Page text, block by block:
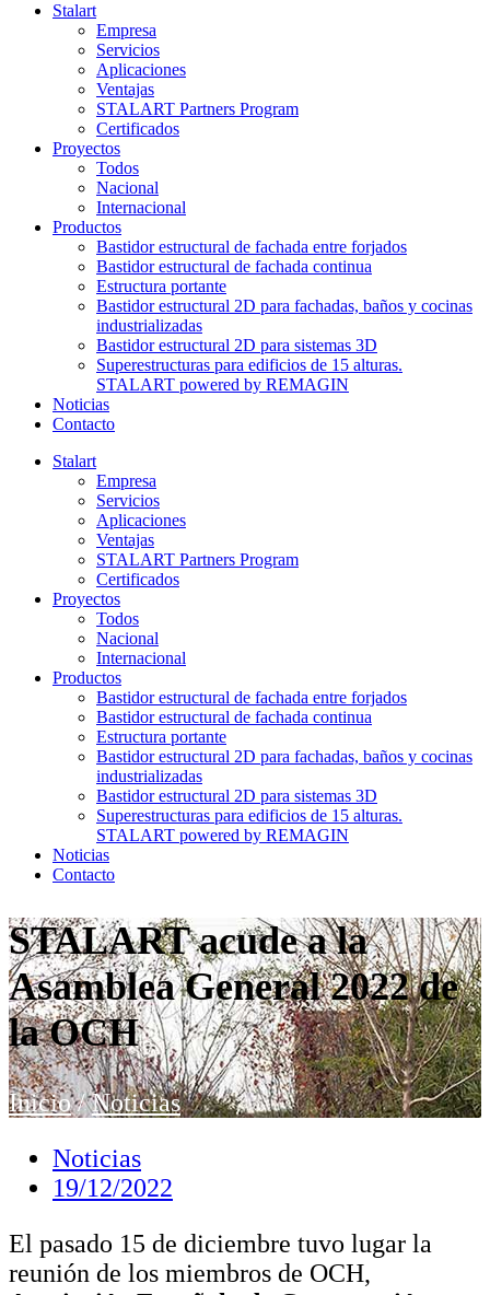
Stalart
Empresa
Servicios
Aplicaciones
Ventajas
STALART Partners Program
Certificados
Proyectos
Todos
Nacional
Internacional
Productos
Bastidor estructural de fachada entre forjados
Bastidor estructural de fachada continua
Estructura portante
Bastidor estructural 2D para fachadas, baños y cocinas
industrializadas
Bastidor estructural 2D para sistemas 3D
Superestructuras para edificios de 15 alturas.
STALART powered by REMAGIN
Noticias
Contacto
Stalart
Empresa
Servicios
Aplicaciones
Ventajas
STALART Partners Program
Certificados
Proyectos
Todos
Nacional
Internacional
Productos
Bastidor estructural de fachada entre forjados
Bastidor estructural de fachada continua
Estructura portante
Bastidor estructural 2D para fachadas, baños y cocinas
industrializadas
Bastidor estructural 2D para sistemas 3D
Superestructuras para edificios de 15 alturas.
STALART powered by REMAGIN
Noticias
Contacto
STALART acude a la
Asamblea General 2022 de
la OCH
Inicio/Noticias
Noticias
19/12/2022
El pasado 15 de diciembre tuvo lugar la
reunión de los miembros de OCH,